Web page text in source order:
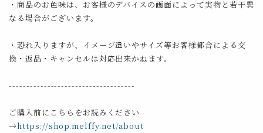
・商品のお色味は、お客様のデバイスの画面によって実物と若干異
なる場合がございます。
・恐れ入りますが、イメージ違いやサイズ等お客様都合による交
換・返品・キャンセルは対応出来かねます。
------------------------------------
ご購入前にこちらをお読みください
→https://shop.melffy.net/about